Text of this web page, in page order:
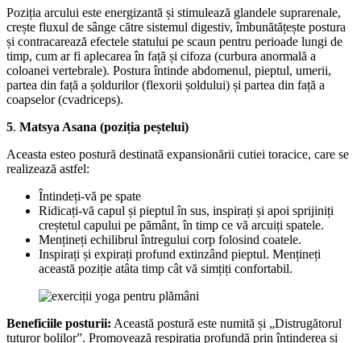
Poziția arcului este energizantă și stimulează glandele suprarenale,
crește fluxul de sânge către sistemul digestiv, îmbunătățește postura
și contracarează efectele statului pe scaun pentru perioade lungi de
timp, cum ar fi aplecarea în față și cifoza (curbura anormală a
coloanei vertebrale). Postura întinde abdomenul, pieptul, umerii,
partea din față a șoldurilor (flexorii șoldului) și partea din față a
coapselor (cvadriceps).
5. Matsya Asana (poziția peștelui)
Aceasta esteo postură destinată expansionării cutiei toracice, care se
realizează astfel:
Întindeți-vă pe spate
Ridicați-vă capul și pieptul în sus, inspirați și apoi sprijiniți
creștetul capului pe pământ, în timp ce vă arcuiți spatele.
Mențineți echilibrul întregului corp folosind coatele.
Inspirați și expirați profund extinzând pieptul. Mențineți
această poziție atâta timp cât vă simțiți confortabil.
Beneficiile posturii: Această postură este numită și „Distrugătorul
tuturor bolilor”. Promovează respirația profundă prin întinderea și